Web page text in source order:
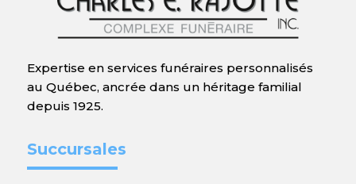
Expertise en services funéraires personnalisés
au Québec, ancrée dans un héritage familial
depuis 1925.
Succursales